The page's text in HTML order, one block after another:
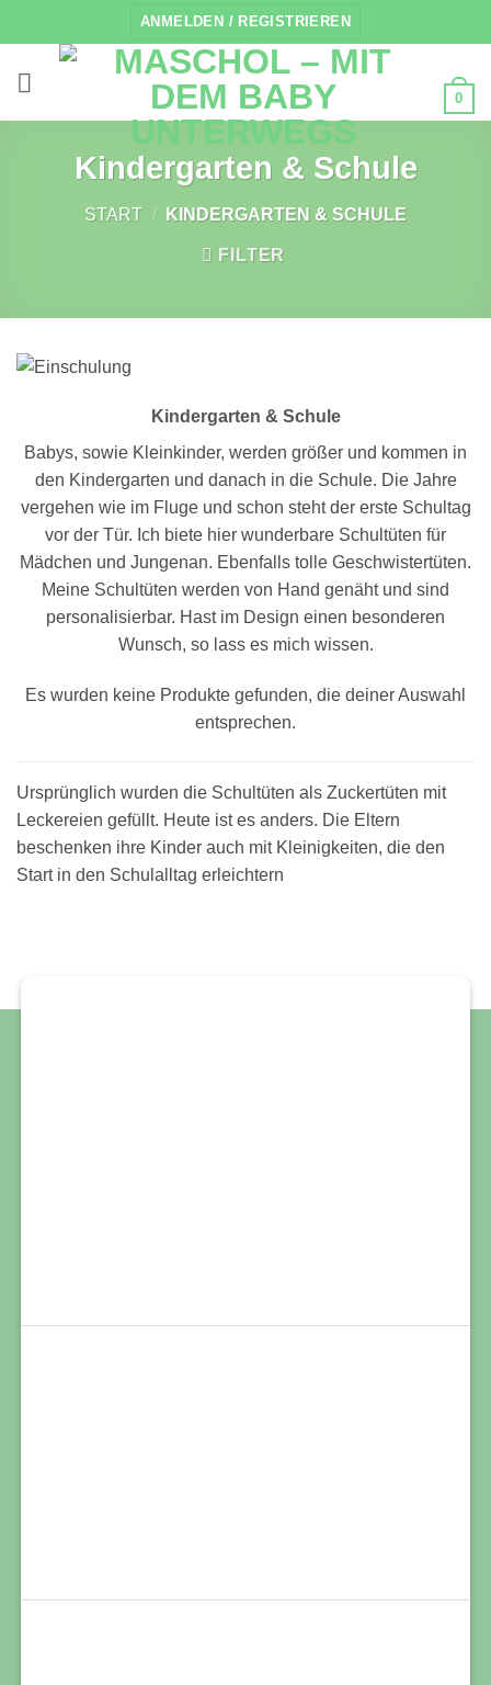
Inhalt
springen
ANMELDEN / REGISTRIEREN
0
Kindergarten & Schule
START / KINDERGARTEN & SCHULE
FILTER
Kindergarten & Schule
Babys, sowie Kleinkinder, werden größer und kommen in
den Kindergarten und danach in die Schule. Die Jahre
vergehen wie im Fluge und schon steht der erste Schultag
vor der Tür. Ich biete hier wunderbare Schultüten für
Mädchen und Jungenan. Ebenfalls tolle Geschwistertüten.
Meine Schultüten werden von Hand genäht und sind
personalisierbar. Hast im Design einen besonderen
Wunsch, so lass es mich wissen.
Es wurden keine Produkte gefunden, die deiner Auswahl
entsprechen.
Ursprünglich wurden die Schultüten als Zuckertüten mit
Leckereien gefüllt. Heute ist es anders. Die Eltern
beschenken ihre Kinder auch mit Kleinigkeiten, die den
Start in den Schulalltag erleichtern